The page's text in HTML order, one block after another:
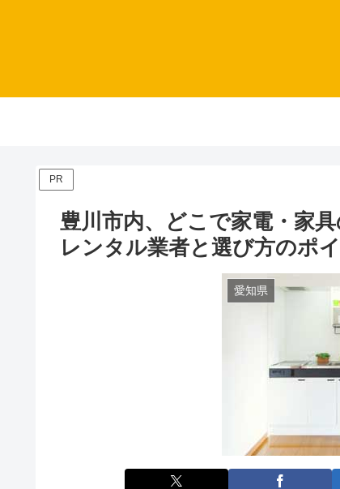
PR
豊川市内、どこで家電・家
レンタル業者と選び方のポ
愛知県